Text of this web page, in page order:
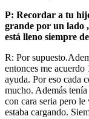
P: Recordar a tu
grande por un lado
está lleno siempre
R: Por
entonces me
ayuda. Por eso cada
mucho. Además
con cara seria pero
estaba cargando.